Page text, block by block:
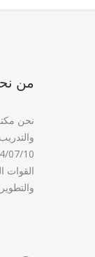
من
نحن
القوات